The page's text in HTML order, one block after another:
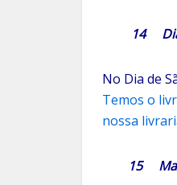
14 Dia
No Dia de
Temos o
nossa
15